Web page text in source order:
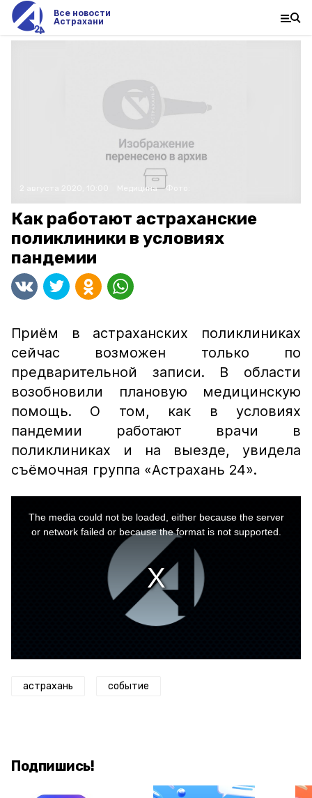
Все новости
Астрахани
Медицина
Как работают астраханские
поликлиники в условиях
пандемии
Приём в астраханских поликлиниках
сейчас возможен только по
предварительной записи. В области
возобновили плановую медицинскую
помощь. О том, как в условиях
пандемии работают врачи в
поликлиниках и на выезде, увидела
съёмочная группа «Астрахань 24».
The media could not be loaded, either because the server
or network failed or because the format is not supported.
астрахань событие
Подпишись!